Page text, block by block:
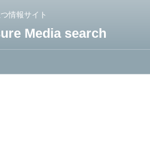
情報サイト
Media search